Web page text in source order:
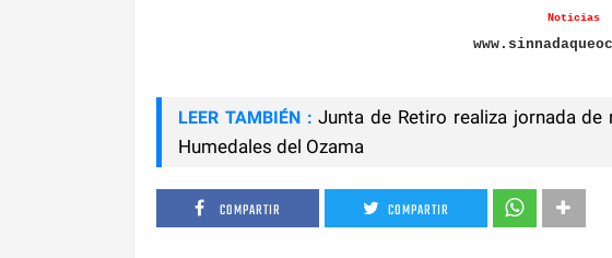
Noticias
LEER TAMBIÉN : Junta de Retiro realiza jornada
Humedales del Ozama
COMPARTIR COMPARTIR